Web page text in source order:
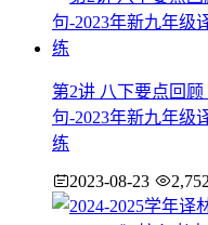
第2讲 八下要点回顾
句-2023年新九年级
练
2023-08-23 2,752